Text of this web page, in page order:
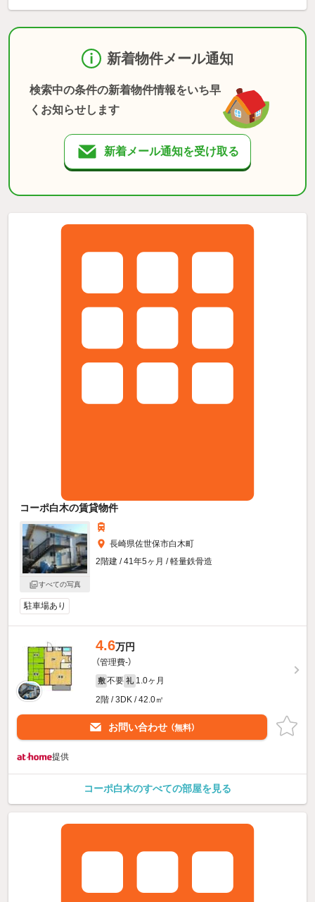
新着物件メール通知
検索中の条件の新着物件情報をいち早
くお知らせします
新着メール通知を受け取る
コーポ白木の賃貸物件
すべての写真
長崎県佐世保市白木町
2階建 / 41年5ヶ月 / 軽量鉄骨造
駐車場あり
4.6万円
（管理費-）
敷 不要 礼 1.0ヶ月
2階 / 3DK / 42.0㎡
お問い合わせ （無料）
提供
コーポ白木のすべての部屋を見る